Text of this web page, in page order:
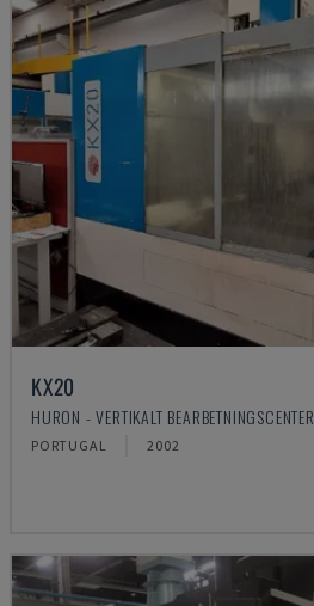
KX20
HURON - VERTIKALT BEARBETNINGSCENTER
PORTUGAL 2002